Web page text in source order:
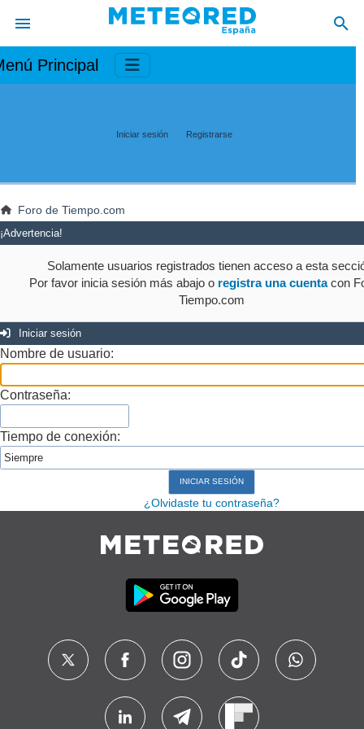
Principal
Iniciar sesión Registrarse
Foro de Tiempo.com
¡Advertencia!
Solamente usuarios registrados tienen acceso a esta
Por favor inicia sesión más abajo o registra una cuentacon
Tiempo.com
Iniciar sesión
Nombre de usuario:
Contraseña:
Tiempo de conexión:
¿Olvidaste tu contraseña?